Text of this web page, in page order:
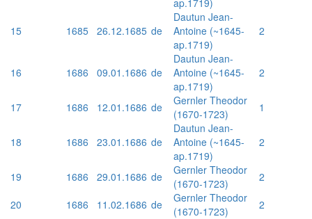
15 1685 26.12.1685 de
Dautun Jean-
Antoine (~1645-
ap.1719)
2
16 1686 09.01.1686 de
Dautun Jean-
Antoine (~1645-
ap.1719)
2
17 1686 12.01.1686 de
Gernler Theodor
(1670-1723)
1
18 1686 23.01.1686 de
Dautun Jean-
Antoine (~1645-
ap.1719)
2
19 1686 29.01.1686 de
Gernler Theodor
(1670-1723)
2
20
1686 11.02.1686 de
Gernler Theodor
(1670-1723)
2